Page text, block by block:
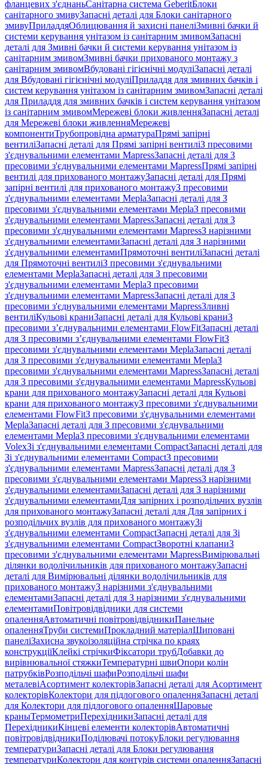
фланцевих з'єднаньСанітарна система GeberitБлоки
санітарного змивуЗапасні деталі для Блоки санітарного
змивуПриладдяОблицювання й захисні панеліЗмивні бачки й
системи керування унітазом із санітарним змивомЗапасні
деталі для Змивні бачки й системи керування унітазом із
санітарним змивомЗмивні бачки прихованого монтажу з
санітарним змивомВбудовані гігієнічні модуліЗапасні деталі
для Вбудовані гігієнічні модуліПриладдя для змивних бачків і
систем керування унітазом із санітарним змивомЗапасні деталі
для Приладдя для змивних бачків і систем керування унітазом
із санітарним змивомМережеві блоки живленняЗапасні деталі
для Мережеві блоки живленняМережеві
компонентиТрубопровідна арматураПрямі запірні
вентиліЗапасні деталі для Прямі запірні вентиліЗ пресовими
з'єднувальними елементами MapressЗапасні деталі для З
пресовими з'єднувальними елементами MapressПрямі запірні
вентилі для прихованого монтажуЗапасні деталі для Прямі
запірні вентилі для прихованого монтажуЗ пресовими
з'єднувальними елементами MeplaЗапасні деталі для З
пресовими з'єднувальними елементами MeplaЗ пресовими
з'єднувальними елементами MapressЗапасні деталі для З
пресовими з'єднувальними елементами MapressЗ нарізними
з'єднувальними елементамиЗапасні деталі для З нарізними
з'єднувальними елементамиПрямоточні вентиліЗапасні деталі
для Прямоточні вентиліЗ пресовими з'єднувальними
елементами MeplaЗапасні деталі для З пресовими
з'єднувальними елементами MeplaЗ пресовими
з'єднувальними елементами MapressЗапасні деталі для З
пресовими з'єднувальними елементами MapressЗливні
вентиліКульові краниЗапасні деталі для Кульові краниЗ
пресовими з’єднувальними елементами FlowFitЗапасні деталі
для З пресовими з’єднувальними елементами FlowFitЗ
пресовими з'єднувальними елементами MeplaЗапасні деталі
для З пресовими з'єднувальними елементами MeplaЗ
пресовими з'єднувальними елементами MapressЗапасні деталі
для З пресовими з'єднувальними елементами MapressКульові
крани для прихованого монтажуЗапасні деталі для Кульові
крани для прихованого монтажуЗ пресовими з'єднувальними
елементами FlowFitЗ пресовими з'єднувальними елементами
MeplaЗапасні деталі для З пресовими з'єднувальними
елементами MeplaЗ пресовими з'єднувальними елементами
VolexЗі з'єднувальними елементами CompactЗапасні деталі для
Зі з'єднувальними елементами CompactЗ пресовими
з'єднувальними елементами MapressЗапасні деталі для З
пресовими з'єднувальними елементами MapressЗ нарізними
з'єднувальними елементамиЗапасні деталі для З нарізними
з'єднувальними елементамиДля запірних і розподільчих вузлів
для прихованого монтажуЗапасні деталі для Для запірних і
розподільчих вузлів для прихованого монтажуЗі
з'єднувальними елементами CompactЗапасні деталі для Зі
з'єднувальними елементами CompactЗворотні клапаниЗ
пресовими з'єднувальними елементами MapressВимірювальні
ділянки водолічильників для прихованого монтажуЗапасні
деталі для Вимірювальні ділянки водолічильників для
прихованого монтажуЗ нарізними з'єднувальними
елементамиЗапасні деталі для З нарізними з'єднувальними
елементамиПовітровідвідники для системи
опаленняАвтоматичні повітровідвідникиПанельне
опаленняТруби системиПрокладний матеріалШиповані
панеліЗахисна звукоізоляційна стрічка по краях
конструкціїКлейкі стрічкиФіксатори трубДобавки до
вирівнювальної стяжкиТемпературні швиОпори колін
патрубківРозподільчі шафиРозподільчі шафи
металевіАсортимент колекторівЗапасні деталі для Асортимент
колекторівКолектори для підлогового опаленняЗапасні деталі
для Колектори для підлогового опаленняШаровые
краныТермометриПерехідникиЗапасні деталі для
ПерехідникиКінцеві елементи колекторівАвтоматичні
повітровідвідникиПоділювачі потокуБлоки регулювання
температуриЗапасні деталі для Блоки регулювання
температуриКолектори для контурів системи опаленняЗапасні